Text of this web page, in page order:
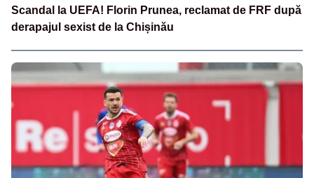
Scandal la UEFA! Florin Prunea, reclamat de FRF după
derapajul sexist de la Chișinău